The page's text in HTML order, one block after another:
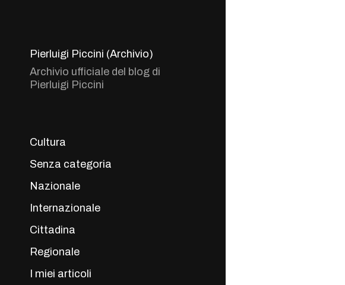
Pierluigi Piccini (Archivio)
Archivio ufficiale del blog di
Pierluigi Piccini
Cultura
Senza categoria
Nazionale
Internazionale
Cittadina
Regionale
I miei articoli